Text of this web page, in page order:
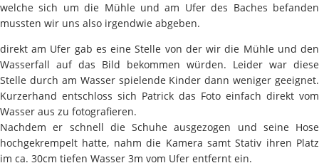
welche sich um die Mühle und am Ufer des Baches befanden
mussten wir uns also irgendwie abgeben.
direkt am Ufer gab es eine Stelle von der wir die Mühle und den
Wasserfall auf das Bild bekommen würden. Leider war diese
Stelle durch am Wasser spielende Kinder dann weniger geeignet.
Kurzerhand entschloss sich Patrick das Foto einfach direkt vom
Wasser aus zu fotografieren.
Nachdem er schnell die Schuhe ausgezogen und seine Hose
hochgekrempelt hatte, nahm die Kamera samt Stativ ihren Platz
im ca. 30cm tiefen Wasser 3m vom Ufer entfernt ein.